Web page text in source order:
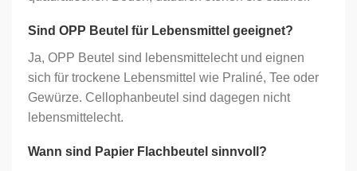
Sind OPP Beutel für Lebensmittel geeignet?
Ja, OPP Beutel sind lebensmittelecht und eignen
sich für trockene Lebensmittel wie Praliné, Tee oder
Gewürze. Cellophanbeutel sind dagegen nicht
lebensmittelecht.
Wann sind Papier Flachbeutel sinnvoll?